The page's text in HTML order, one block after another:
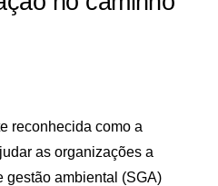
reconhecida como a
as organizações a
gestão ambiental (SGA)